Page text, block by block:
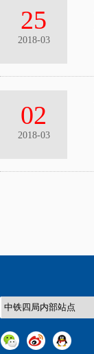
25
2018-03
02
2018-03